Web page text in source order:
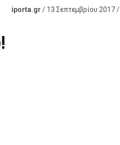
iporta.gr / 13 Σεπτεμβρίου 2017